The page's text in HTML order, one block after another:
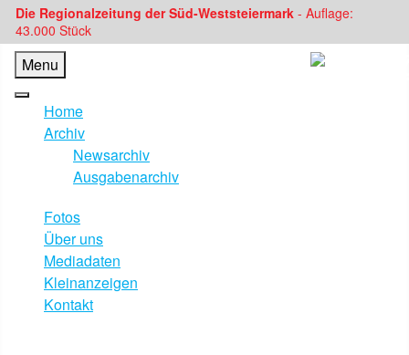
Die Regionalzeitung der Süd-Weststeiermark - Auflage:
43.000 Stück
Menu
Home
Archiv
Newsarchiv
Ausgabenarchiv
Fotos
Über uns
Mediadaten
Kleinanzeigen
Kontakt